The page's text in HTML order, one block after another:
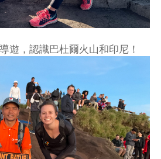
遊，認識巴杜爾火山和印尼！